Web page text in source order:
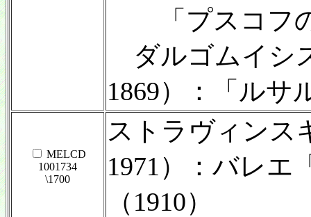
「プスコフ
ダルゴムイシ
1869）：「ルサ
MELCD
1001734
\1700
ストラヴィンス
1971）：バレエ
（1910）